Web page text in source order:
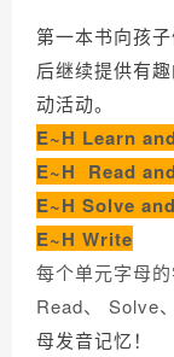
第一本书向孩
后继续提供有
动活动。
E~H Learn
E~H Read
E~H Solve
E~H Write
每个单元字母
Read、 Solve
母发音记忆！